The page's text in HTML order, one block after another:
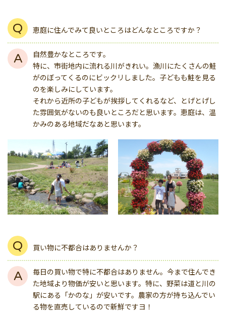
恵庭に住んでみて良いところはどんなところですか？
自然豊かなところです。
特に、市街地内に流れる川がきれい。漁川にたくさんの鮭
がのぼってくるのにビックリしました。子どもも鮭を見る
のを楽しみにしています。
それから近所の子どもが挨拶してくれるなど、とげとげし
た雰囲気がないのも良いところだと思います。恵庭は、温
かみのある地域だなあと思います。
買い物に不都合はありませんか？
毎日の買い物で特に不都合はありません。今まで住んでき
た地域より物価が安いと思います。特に、野菜は道と川の
駅にある「かのな」が安いです。農家の方が持ち込んでい
る物を直売しているので新鮮ですヨ！